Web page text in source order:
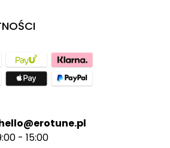
- 15:00